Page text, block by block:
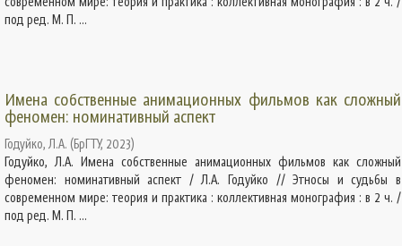
под ред. М. П. ...
Имена собственные анимационных фильмов как сложный
феномен: номинативный аспект
Годуйко, Л.А. (БрГТУ, 2023)
Годуйко, Л.А. Имена собственные анимационных фильмов как сложный
феномен: номинативный аспект / Л.А. Годуйко // Этносы и судьбы в
современном мире: теория и практика : коллективная монография : в 2 ч. /
под ред. М. П. ...